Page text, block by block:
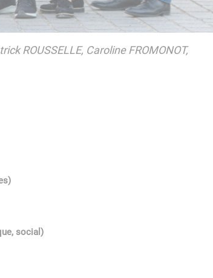
ROUSSELLE, Caroline FROMONOT,
social)